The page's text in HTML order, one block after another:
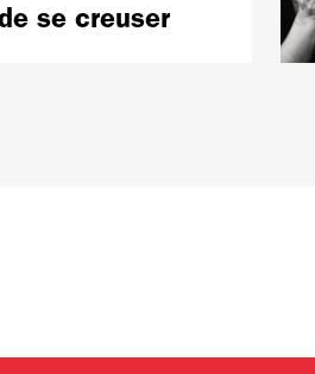
se creuser